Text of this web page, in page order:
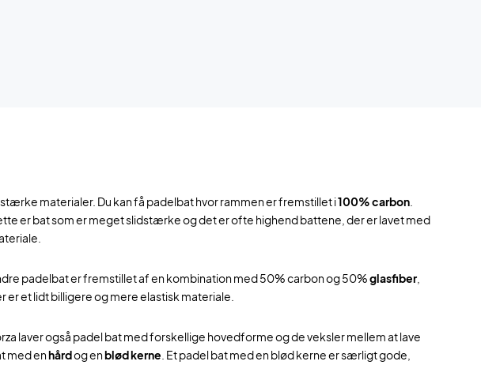
materialer. Du kan få padelbat hvor rammen er fremstillet i100% carbon.
er bat som er meget slidstærke og det er ofte highend battene, der er lavet med
padelbat er fremstillet af en kombination med 50% carbon og 50%glasfiber,
er et lidt billigere og mere elastisk materiale.
laver også padel bat med forskellige hovedforme og de veksler mellem at lave
med enhårdog enblød kerne . Et padel bat med en blød kerne er særligt gode,